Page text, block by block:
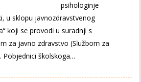
psihologinje
u sklopu javnozdravstvenog
koji se provodi u suradnji s
za javno zdravstvo (Službom za
Pobjednici školskoga…